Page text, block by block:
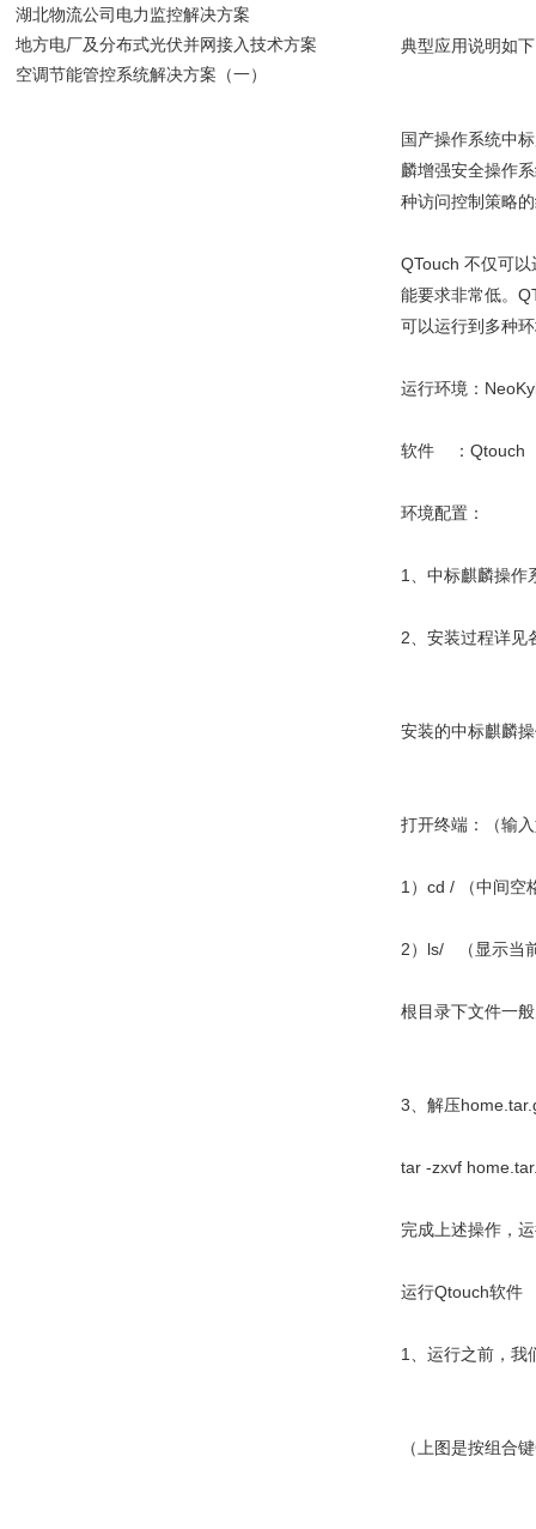
典型应用说明如
国产操作系统中
麟增强安全操作
种访问控制策略
QTouch 不仅可
能要求非常低。
可以运行到多种
运行环境：
软件 ：Qtouch
环境配置：
1、中标麒麟操
2、安装过程详见
安装的中标麒麟
打开终端：（输
1）cd / （中间
2）ls/ （显示当
根目录下文件一
3、解压
tar -zxvf
完成上述操作，
运行Qtouch软件
1、运行之前，我
（上图是按组合
湖北物流公司电力监控解决方案
地方电厂及分布式光伏并网接入技术方案
空调节能管控系统解决方案（一）